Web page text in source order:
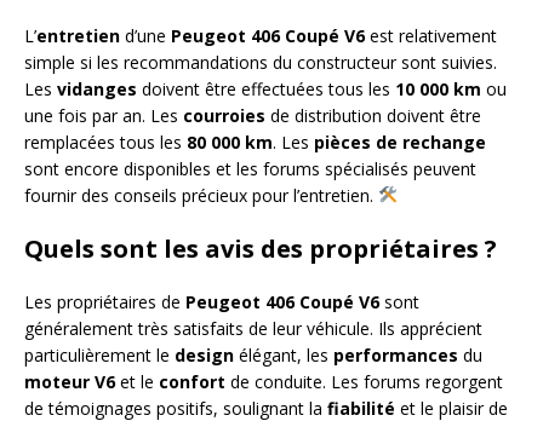
L’entretien d’une Peugeot 406 Coupé V6est relativement
simple si les recommandations du constructeur sont suivies.
Les vidanges doivent être effectuées tous les 10 000 km ou
une fois par an. Les courroies de distribution doivent être
remplacées tous les 80 000 km. Les pièces de rechange
sont encore disponibles et les forums spécialisés peuvent
fournir des conseils précieux pour l’entretien.
Quels sont les avis des propriétaires ?
Les propriétaires de Peugeot 406 Coupé V6sont
généralement très satisfaits de leur véhicule. Ils apprécient
particulièrement le design élégant, les performances du
moteur V6et le confort de conduite. Les forums regorgent
de témoignages positifs, soulignant la fiabilité et le plaisir de